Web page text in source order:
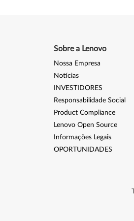
Sobre a Lenovo
Nossa Empresa
Notícias
INVESTIDORES
Responsabilidade Social
Product Compliance
Lenovo Open Source
Informações Legais
OPORTUNIDADES